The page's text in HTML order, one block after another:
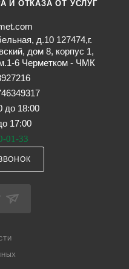
И ОТКАЗА ОТ УСЛУГ
д.10 127474,г.
дом 8, корпус 1,
6 Черметком - ЧМК
до 18:00
17:00
01-33